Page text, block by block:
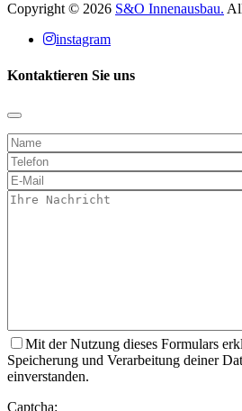
Copyright © 2026 S&O Innenausbau.
instagram
Kontaktieren Sie uns
Mit der Nutzung dieses Formulars
Speicherung und Verarbeitung deiner
einverstanden.
Captcha: